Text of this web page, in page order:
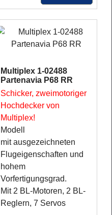
Multiplex 1-02488
Partenavia P68 RR
Schicker, zweimotoriger
Hochdecker von
Multiplex!
Modell
mit ausgezeichneten
Flugeigenschaften und
hohem
Vorfertigungsgrad.
Mit 2 BL-Motoren, 2 BL-
Reglern, 7 Servos